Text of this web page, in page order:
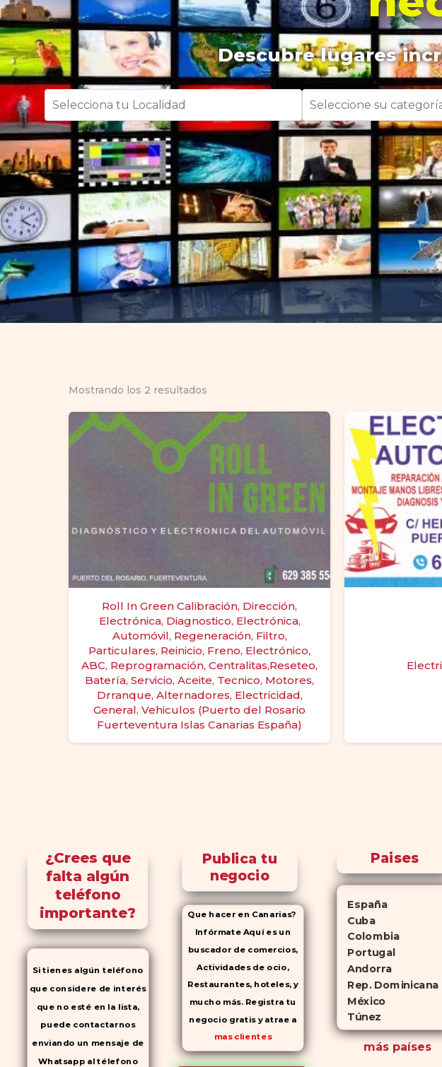
Descubre lugares
Mostrando los 2 resultados
Roll In Green Calibración, Dirección,
Electrónica, Diagnostico, Electrónica,
Automóvil, Regeneración, Filtro,
Particulares, Reinicio, Freno, Electrónico,
ABC, Reprogramación, Centralitas,Reseteo,
Batería, Servicio, Aceite, Tecnico, Motores,
Drranque, Alternadores, Electricidad,
General, Vehiculos (Puerto del Rosario
Fuerteventura Islas Canarias España)
¿Crees que
falta algún
teléfono
importante?
Si tienes algún teléfono
que considere de interés
que no esté en la lista,
puede contactarnos
enviando un mensaje de
Whatsapp al télefono
Publica tu
negocio
Que hacer en Canarias?
Infórmate Aquí es un
buscador de comercios,
Actividades de ocio,
Restaurantes, hoteles, y
mucho más. Registra tu
negocio gratis y atrae a
mas clientes
Paises
España
Cuba
Colombia
Portugal
Andorra
Rep. Dominicana
México
Túnez
más países